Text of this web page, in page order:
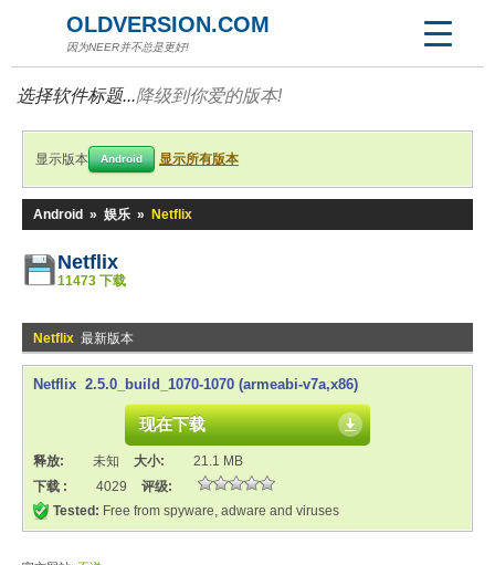
OLDVERSION.COM
因为NEER并不总是更好!
选择软件标题...降级到你爱的版本!
显示版本 Android 显示所有版本
Android » 娱乐 » Netflix
Netflix
11473 下载
Netflix 最新版本
Netflix 2.5.0_build_1070-1070 (armeabi-v7a,x86)
现在下载
释放: 未知 大小:
21.1 MB
下载 :
4029
评级:
Tested: Free from spyware, adware and viruses